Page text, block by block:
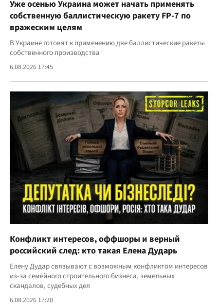
Уже осенью Украина может начать применять
собственную баллистическую ракету FP-7 по
вражеским целям
В Украине готовят к применению две баллистические ракеты
собственного производства
6.08.2026 17:45
Конфликт интересов, оффшоры и верный
российский след: кто такая Елена Дударь
Елену Дудар связывают с возможным конфликтом интересов
из-за семейного строительного бизнеса, земельных
скандалов, судебных дел
6.08.2026 17:20